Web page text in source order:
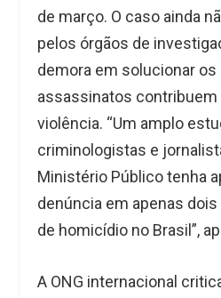
de março. O caso ainda
pelos órgãos de
demora em solucionar os
assassinatos contribuem
violência. “Um amplo
criminologistas e
Ministério Público tenha
denúncia em apenas
de homicídio no Brasil”,
A ONG internacional